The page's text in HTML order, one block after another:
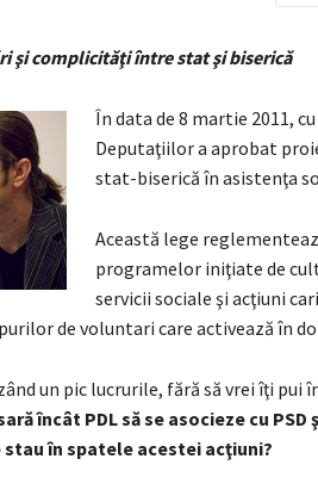
şi complicităţi între stat şi biserică
În data de 8 martie 2011,
Deputaţiilor a aprobat
stat-biserică în asistenţa
Această lege
programelor iniţiate de
servicii sociale şi acţiuni
de voluntari care activează în
un pic lucrurile, fără să vrei îţi pui
încât PDL să se asocieze cu
stau în spatele acestei acţiuni?